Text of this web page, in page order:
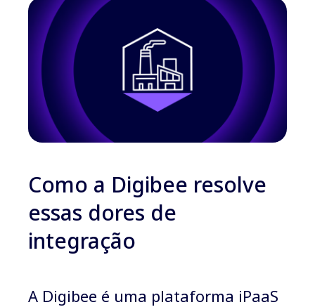
Como a Digibee resolve
essas dores de
integração
A Digibee é uma plataforma iPaaS